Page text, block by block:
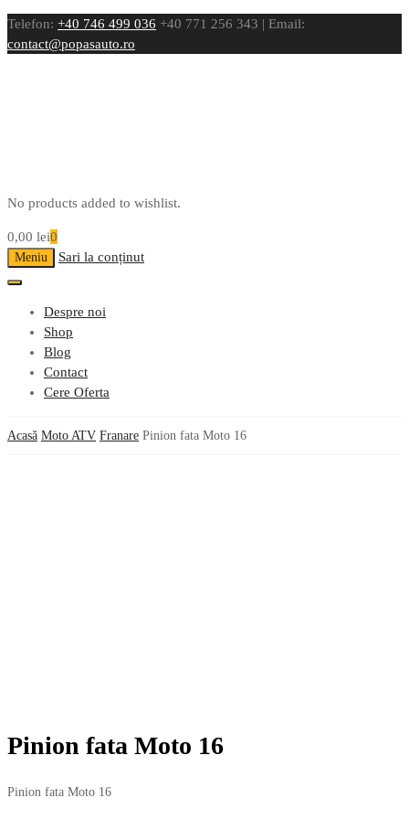
Telefon: +40 746 499 036 +40 771 256 343 | Email:
contact@popasauto.ro
No products added to wishlist.
0,00 lei0
Meniu Sari la conținut
Despre noi
Shop
Blog
Contact
Cere Oferta
Acasă Moto ATV Franare Pinion fata Moto 16
Pinion fata Moto 16
Pinion fata Moto 16